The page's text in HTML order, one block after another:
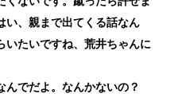
い、親まで出てくる話なん
いたいですね、荒井ちゃんに
でだよ。なんかないの？